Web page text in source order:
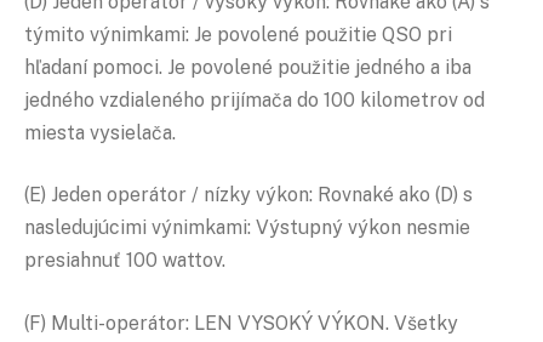
týmito výnimkami: Je povolené použitie QSO pri
hľadaní pomoci. Je povolené použitie jedného a iba
jedného vzdialeného prijímača do 100 kilometrov od
miesta vysielača.
(E) Jeden operátor / nízky výkon: Rovnaké ako (D) s
nasledujúcimi výnimkami: Výstupný výkon nesmie
presiahnuť 100 wattov.
(F) Multi-operátor: LEN VYSOKÝ VÝKON. Všetky